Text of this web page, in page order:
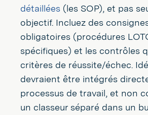
détaillées(les SOP), et pas
objectif. Incluez des
obligatoires (procédures
spécifiques) et les contrôles
critères de réussite/échec.
devraient être intégrés
processus de travail, et non
un classeur séparé dans un